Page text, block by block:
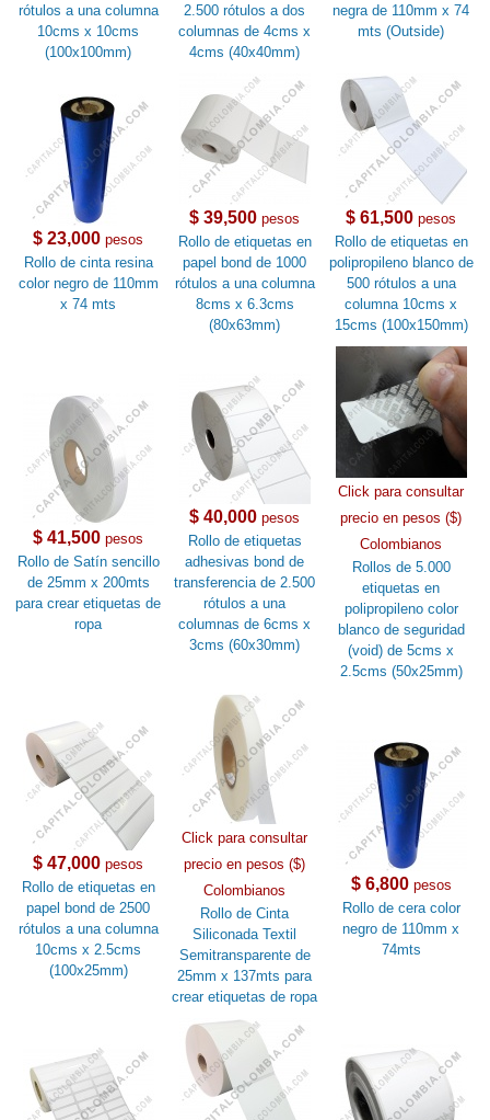
rótulos a una columna
10cms x 10cms
(100x100mm)
2.500 rótulos a dos
columnas de 4cms x
4cms (40x40mm)
negra de 110mm x 74
mts (Outside)
$ 23,000 pesos
Rollo de cinta resina
color negro de 110mm
x 74 mts
$ 39,500 pesos
Rollo de etiquetas en
papel bond de 1000
rótulos a una columna
8cms x 6.3cms
(80x63mm)
$ 61,500 pesos
Rollo de etiquetas en
polipropileno blanco de
500 rótulos a una
columna 10cms x
15cms (100x150mm)
$ 41,500 pesos
Rollo de Satín sencillo
de 25mm x 200mts
para crear etiquetas de
ropa
$ 40,000 pesos
Rollo de etiquetas
adhesivas bond de
transferencia de 2.500
rótulos a una
columnas de 6cms x
3cms (60x30mm)
Click para consultar
precio en pesos ($)
Colombianos
Rollos de 5.000
etiquetas en
polipropileno color
blanco de seguridad
(void) de 5cms x
2.5cms (50x25mm)
$ 47,000 pesos
Rollo de etiquetas en
papel bond de 2500
rótulos a una columna
10cms x 2.5cms
(100x25mm)
Click para consultar
precio en pesos ($)
Colombianos
Rollo de Cinta
Siliconada Textil
Semitransparente de
25mm x 137mts para
crear etiquetas de ropa
$ 6,800pesos
Rollo de cera color
negro de 110mm x
74mts